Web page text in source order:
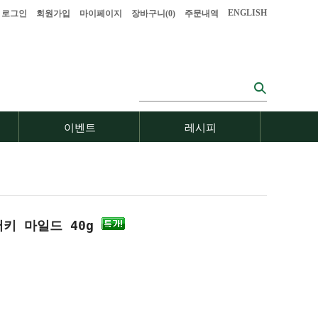
로그인 회원가입 마이페이지 장바구니(0) 주문내역 ENGLISH
이벤트 레시피
마일드 40g